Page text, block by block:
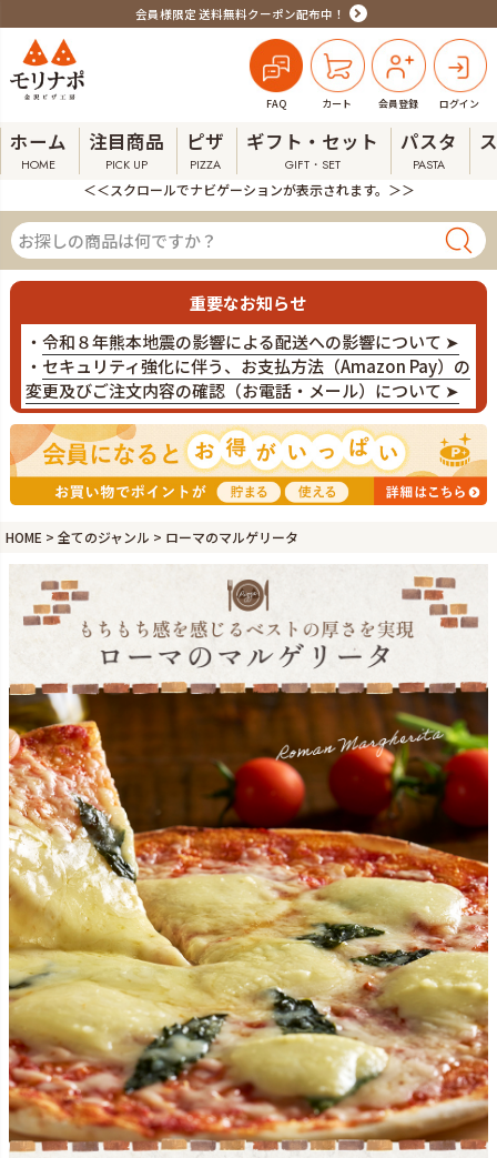
会員様限定 送料無料クーポン配布中！
FAQ カート 会員登録 ログイン
ホーム
HOME
注目商品
PICK UP
ピザ
PIZZA
ギフト・セット
GIFT・SET
パスタ
PASTA
＜＜スクロールでナビゲーションが表示されます。＞＞
重要なお知らせ
・ 令和８年熊本地震の影響による配送への影響について ➤
・ セキュリティ強化に伴う、お支払方法（Amazon Pay）の
変更及びご注文内容の確認（お電話・メール）について ➤
HOME 全てのジャンル ローマのマルゲリータ